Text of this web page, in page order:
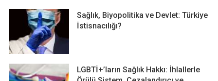
Sağlık, Biyopolitika ve Devlet: Türkiye
İstisnacılığı?
LGBTİ+’ların Sağlık Hakkı: İhlallerle